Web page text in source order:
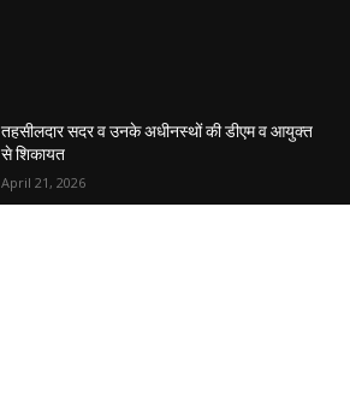
तहसीलदार सदर व उनके अधीनस्थों की डीएम व आयुक्त
से शिकायत
April 21, 2026